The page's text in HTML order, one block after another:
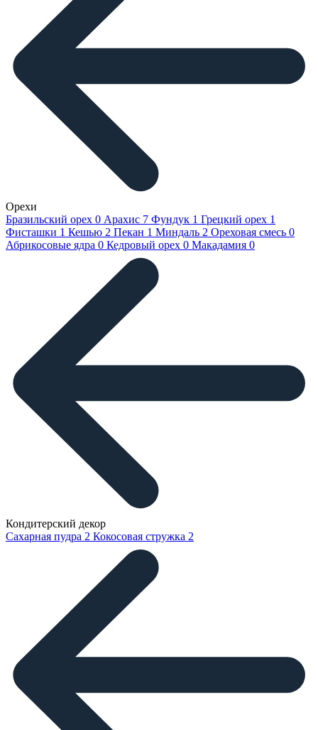
Орехи
Бразильский орех 0 Арахис 7 Фундук 1 Грецкий орех 1
Фисташки 1 Кешью 2 Пекан 1 Миндаль 2 Ореховая смесь 0
Абрикосовые ядра 0 Кедровый орех 0 Макадамия 0
Кондитерский декор
Сахарная пудра 2 Кокосовая стружка 2